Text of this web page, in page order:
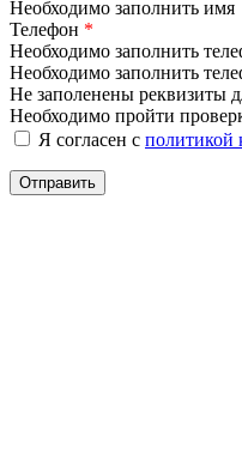
Необходимо заполнить имя
Телефон *
Необходимо заполнить
Необходимо заполнить
Не заполенены реквизиты
Необходимо пройти
Я согласен с политикой
Отправить